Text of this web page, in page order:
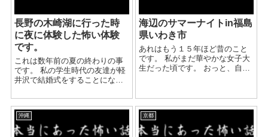
長野の木崎湖に行った時
に夜に体験した怖い体験
です。
これは数年前の夏の終わりの事
です。 私の学生時代の友達が軽
井沢で結婚式をすることになり
君らと共に長野に行くことにな
りました。M君の車に乗って軽
井沢で友達D君の結婚式に参加。
いい環境で泊まりま...
海辺のサマーナイトin福島
県いわき市
あれはもう１５年ほど昔のこと
です。 私がまだ華やかな女子大
生だった頃です。 おっと、自分
戻しますと、県外から大学へと
入学した仲間通し、 毎日がお祭
り騒ぎの如く...
沖縄 京都